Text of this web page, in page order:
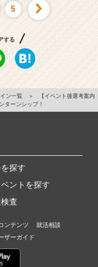
5
する
ン一覧 ＞
【イベント後選考案内
ターンシップ！
探す
ントを探す
査
ンテンツ
就活相談
ザーガイド